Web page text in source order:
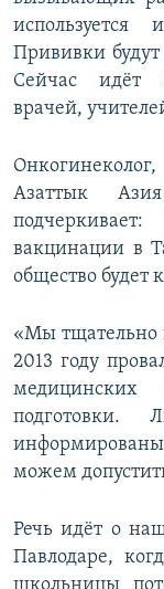
Прививки
Сейчас идёт
врачей,
Азаттык
вакцинации в
общество будет
«Мы тщательно
2013 году
можем
Речь идёт о
Павлодаре,